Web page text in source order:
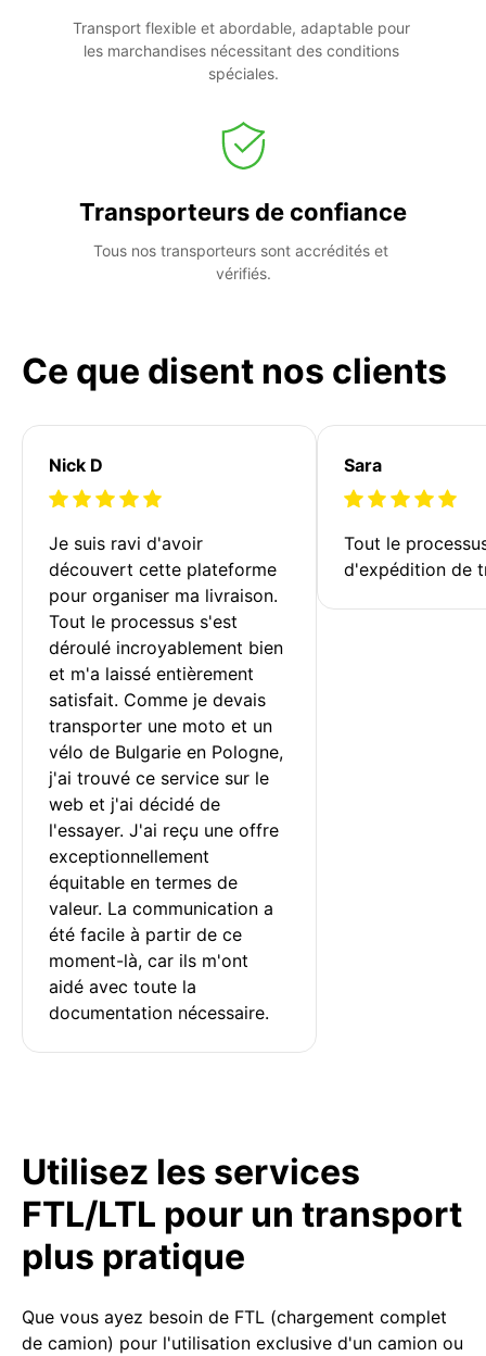
Transport flexible et abordable, adaptable pour
les marchandises nécessitant des conditions
spéciales.
Transporteurs de confiance
Tous nos transporteurs sont accrédités et
vérifiés.
Ce que disent nos clients
Nick D
Je suis ravi d'avoir
découvert cette plateforme
pour organiser ma livraison.
Tout le processus s'est
déroulé incroyablement bien
et m'a laissé entièrement
satisfait. Comme je devais
transporter une moto et un
vélo de Bulgarie en Pologne,
j'ai trouvé ce service sur le
web et j'ai décidé de
l'essayer. J'ai reçu une offre
exceptionnellement
équitable en termes de
valeur. La communication a
été facile à partir de ce
moment-là, car ils m'ont
aidé avec toute la
documentation nécessaire.
Sara
Tout le
d'expédition de
Utilisez les services
FTL/LTL pour un transport
plus pratique
Que vous ayez besoin de FTL (chargement complet
de camion) pour l'utilisation exclusive d'un camion ou